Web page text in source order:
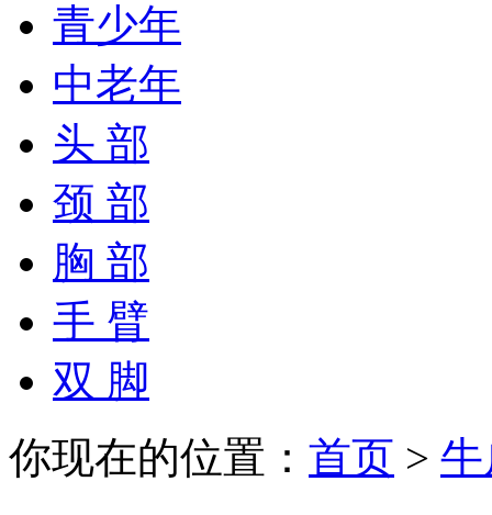
青少年
中老年
头 部
颈 部
胸 部
手 臂
双 脚
你现在的位置： 首页 >